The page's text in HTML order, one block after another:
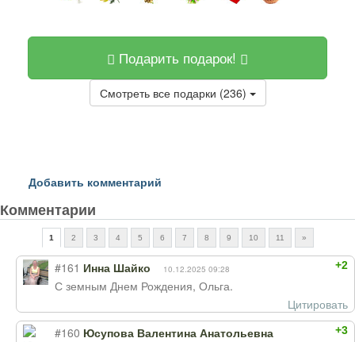
Подарить подарок!
Смотреть все подарки (236)
Добавить комментарий
Комментарии
1 2 3 4 5 6 7 8 9 10 11 »
+2
#161 Инна Шайко 10.12.2025 09:28
С земным Днем Рождения, Ольга.
Цитировать
+3
#160 Юсупова Валентина Анатольевна